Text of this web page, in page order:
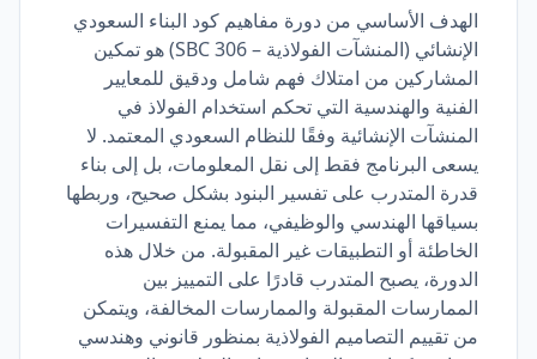
الهدف الأساسي من دورة مفاهيم كود البناء السعودي
الإنشائي (المنشآت الفولاذية – SBC 306) هو تمكين
المشاركين من امتلاك فهم شامل ودقيق للمعايير
الفنية والهندسية التي تحكم استخدام الفولاذ في
المنشآت الإنشائية وفقًا للنظام السعودي المعتمد. لا
يسعى البرنامج فقط إلى نقل المعلومات، بل إلى بناء
قدرة المتدرب على تفسير البنود بشكل صحيح، وربطها
بسياقها الهندسي والوظيفي، مما يمنع التفسيرات
الخاطئة أو التطبيقات غير المقبولة. من خلال هذه
الدورة، يصبح المتدرب قادرًا على التمييز بين
الممارسات المقبولة والممارسات المخالفة، ويتمكن
من تقييم التصاميم الفولاذية بمنظور قانوني وهندسي